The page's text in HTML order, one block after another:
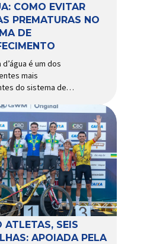
COMO EVITAR
PREMATURAS NO
DE
é um dos
mais
do sistema de
circulação contínua
de arrefecimento
radiador e demais
do sistema,
a temperatura de
e evitando
Por
constantemente
o motor está em
a bomba
não apenas […]
ATLETAS, SEIS
APOIADA PELA